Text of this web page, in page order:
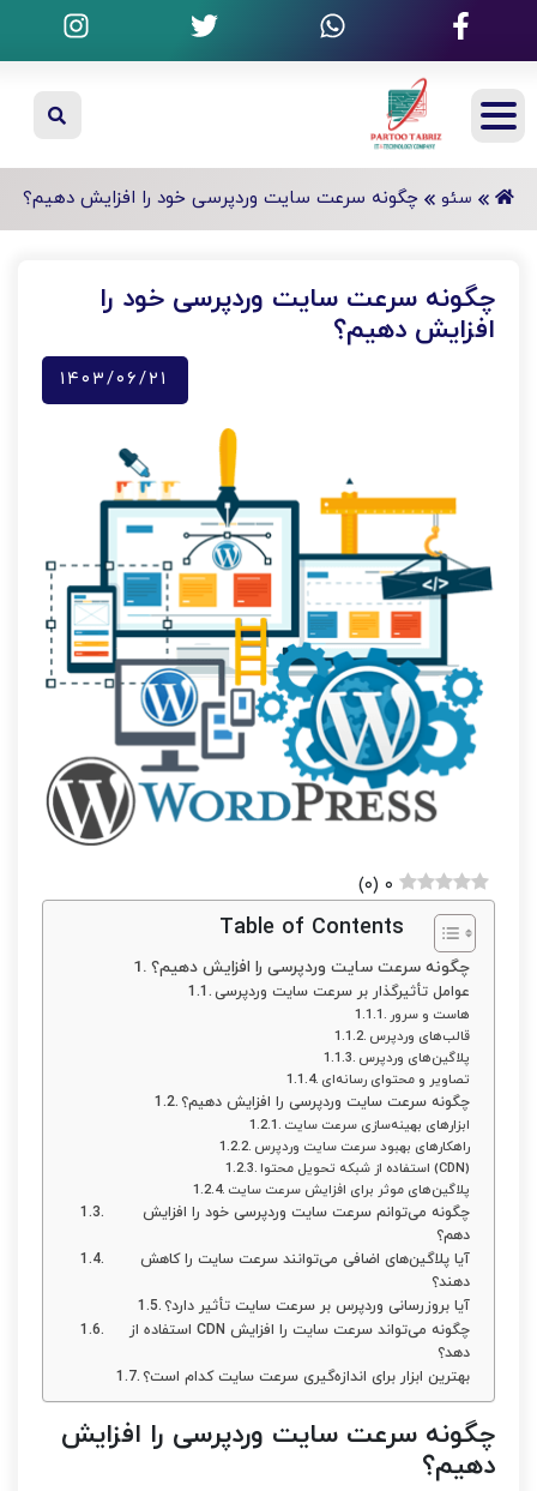
سئو چگونه سرعت سایت وردپرسی خود را افزایش دهیم؟
چگونه سرعت سایت وردپرسی خود را
افزایش دهیم؟
۱۴۰۳/۰۶/۲۱
۰ (۰)
Table of Contents
چگونه سرعت سایت وردپرسی را افزایش دهیم؟
عوامل تأثیرگذار بر سرعت سایت وردپرسی
هاست و سرور
قالب‌های وردپرس
پلاگین‌های وردپرس
تصاویر و محتوای رسانه‌ای
چگونه سرعت سایت وردپرسی را افزایش دهیم؟
ابزارهای بهینه‌سازی سرعت سایت
راهکارهای بهبود سرعت سایت وردپرس
استفاده از شبکه تحویل محتوا (CDN)
پلاگین‌های موثر برای افزایش سرعت سایت
چگونه می‌توانم سرعت سایت وردپرسی خود را افزایش
دهم؟
آیا پلاگین‌های اضافی می‌توانند سرعت سایت را کاهش
دهند؟
آیا بروزرسانی وردپرس بر سرعت سایت تأثیر دارد؟
استفاده از CDN چگونه می‌تواند سرعت سایت را افزایش
دهد؟
بهترین ابزار برای اندازه‌گیری سرعت سایت کدام است؟
چگونه سرعت سایت وردپرسی را افزایش
دهیم؟